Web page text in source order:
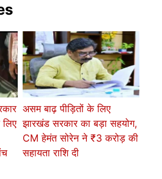
लिए
असम बाढ़ पीड़ितों के लिए
झारखंड सरकार का बड़ा सहयोग,
CM हेमंत सोरेन ने ₹3 करोड़ की
सहायता राशि दी